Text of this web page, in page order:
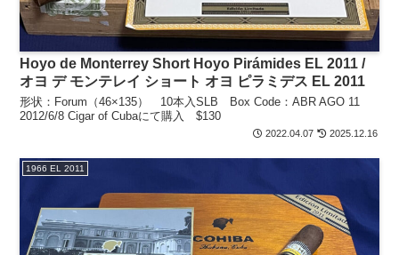
Hoyo de Monterrey Short Hoyo Pirámides EL 2011 /
オヨ デ モンテレイ ショート オヨ ピラミデス EL 2011
形状：Forum（46×135） 10本入SLB Box Code：ABR AGO 11
2012/6/8 Cigar of Cubaにて購入 $130
2022.04.07 2025.12.16
1966 EL 2011